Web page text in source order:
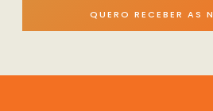
QUERO RECEBER AS